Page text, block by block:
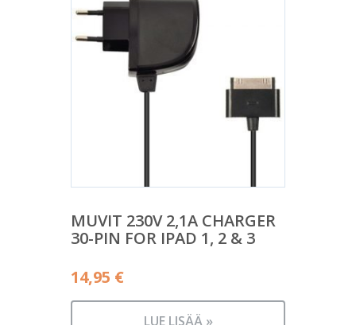
MUVIT 230V 2,1A CHARGER
30-PIN FOR IPAD 1, 2 & 3
14,95 €
LUE LISÄÄ »